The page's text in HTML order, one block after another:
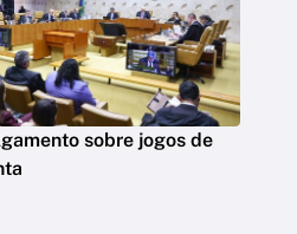
sobre jogos de